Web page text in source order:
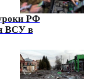
РФ
ВСУ в